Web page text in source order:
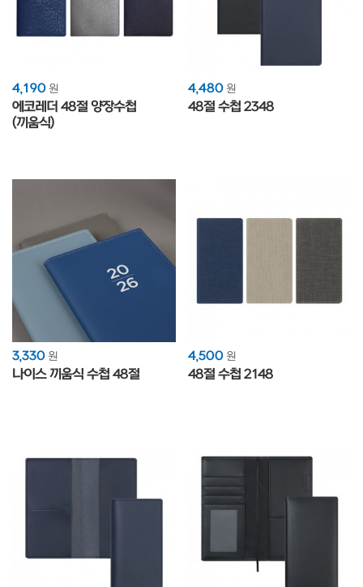
4,190 원
에코레더 48절 양장수첩
(끼움식)
4,480 원
48절 수첩 2348
3,330 원
나이스 끼움식 수첩 48절
4,500 원
48절 수첩 2148